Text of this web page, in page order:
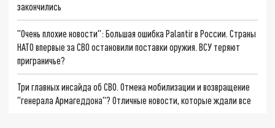
закончились
"Очень плохие новости": Большая ошибка Palantir в России. Страны
НАТО впервые за СВО остановили поставки оружия. ВСУ теряют
приграничье?
Три главных инсайда об СВО. Отмена мобилизации и возвращение
"генерала Армагеддона"? Отличные новости, которые ждали все